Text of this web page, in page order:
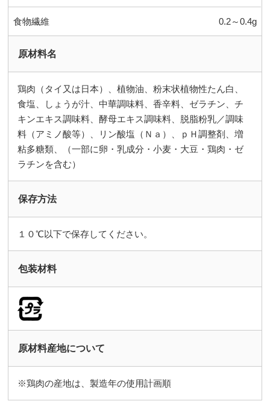
食物繊維 0.2～0.4g
原材料名
鶏肉（タイ又は日本）、植物油、粉末状植物性たん白、
食塩、しょうが汁、中華調味料、香辛料、ゼラチン、チ
キンエキス調味料、酵母エキス調味料、脱脂粉乳／調味
料（アミノ酸等）、リン酸塩（Ｎａ）、ｐＨ調整剤、増
粘多糖類、（一部に卵・乳成分・小麦・大豆・鶏肉・ゼ
ラチンを含む）
保存方法
１０℃以下で保存してください。
包装材料
原材料産地について
※鶏肉の産地は、製造年の使用計画順